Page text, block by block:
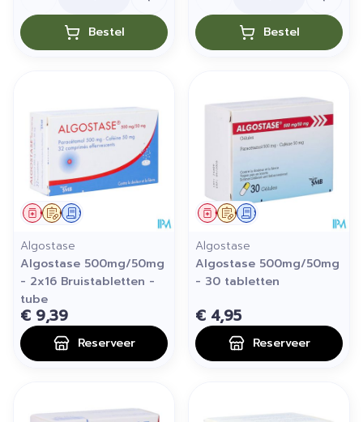
Bestel Bestel
Op voorschrift
GeneesmiddelSchriftelijke aanvraag
Algostase
Algostase 500mg/50mg
- 2x16 Bruistabletten -
tube
€ 9,39
Reserveer
Op voorschrift
GeneesmiddelSchriftelijke aanvraag
Algostase
Algostase 500mg/50mg
- 30 tabletten
€ 4,95
Reserveer